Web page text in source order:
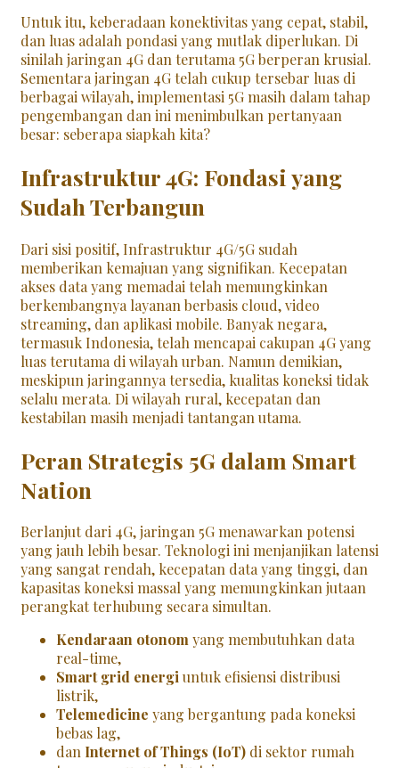
Untuk itu, keberadaan konektivitas yang cepat, stabil,
dan luas adalah pondasi yang mutlak diperlukan. Di
sinilah jaringan 4G dan terutama 5G berperan krusial.
Sementara jaringan 4G telah cukup tersebar luas di
berbagai wilayah, implementasi 5G masih dalam tahap
pengembangan dan ini menimbulkan pertanyaan
besar: seberapa siapkah kita?
Infrastruktur 4G: Fondasi yang
Sudah Terbangun
Dari sisi positif, Infrastruktur 4G/5G sudah
memberikan kemajuan yang signifikan. Kecepatan
akses data yang memadai telah memungkinkan
berkembangnya layanan berbasis cloud, video
streaming, dan aplikasi mobile. Banyak negara,
termasuk Indonesia, telah mencapai cakupan 4G yang
luas terutama di wilayah urban. Namun demikian,
meskipun jaringannya tersedia, kualitas koneksi tidak
selalu merata. Di wilayah rural, kecepatan dan
kestabilan masih menjadi tantangan utama.
Peran Strategis 5G dalam Smart
Nation
Berlanjut dari 4G, jaringan 5G menawarkan potensi
yang jauh lebih besar. Teknologi ini menjanjikan latensi
yang sangat rendah, kecepatan data yang tinggi, dan
kapasitas koneksi massal yang memungkinkan jutaan
perangkat terhubung secara simultan.
Kendaraan otonomyang membutuhkan data
real-time,
Smart grid energiuntuk efisiensi distribusi
listrik,
Telemedicine yang bergantung pada koneksi
bebas lag,
dan Internet of Things (IoT) di sektor rumah